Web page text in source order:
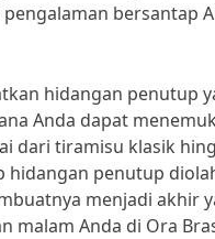
bersantap
hidangan penutup
Anda dapat
dari tiramisu klasik
hidangan penutup
menjadi akhir
malam Anda di Ora